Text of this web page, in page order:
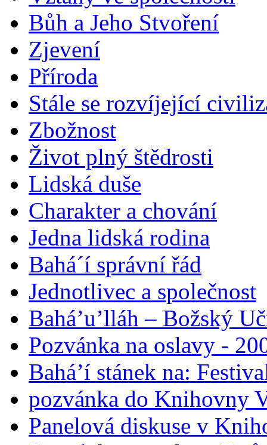
Bůh a Jeho Stvoření
Zjevení
Příroda
Stále se rozvíjející
Zbožnost
Život plný štědrosti
Lidská duše
Charakter a chování
Jedna lidská rodina
Bahá´í správní řád
Jednotlivec a společnost
Bahá’u’lláh – Božský
Pozvánka na oslavy -
Bahá’í stánek na:
pozvánka do Knihovny
Panelová diskuse v